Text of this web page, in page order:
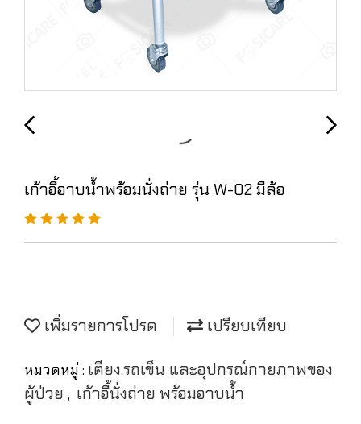
เก้าอี้อาบน้ำพร้อมนั่งถ่าย รุ่น W-02 มีล้อ
เพิ่มรายการโปรด เปรียบเทียบ
หมวดหมู่ : เตียง,รถเข็น และอุปกรณ์กายภาพของ
ผู้ป่วย , เก้าอี้นั่งถ่าย พร้อมอาบน้ำ